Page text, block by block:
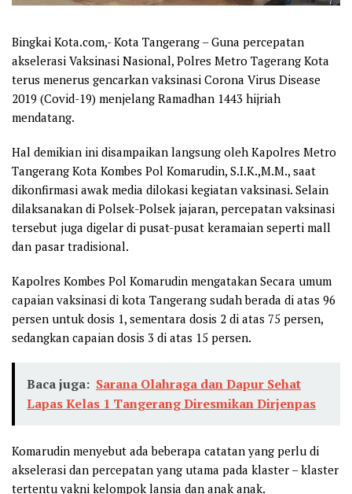
Bingkai Kota.com,- Kota Tangerang – Guna percepatan
akselerasi Vaksinasi Nasional, Polres Metro Tagerang Kota
terus menerus gencarkan vaksinasi Corona Virus Disease
2019 (Covid-19) menjelang Ramadhan 1443 hijriah
mendatang.
Hal demikian ini disampaikan langsung oleh Kapolres Metro
Tangerang Kota Kombes Pol Komarudin, S.I.K.,M.M., saat
dikonfirmasi awak media dilokasi kegiatan vaksinasi. Selain
dilaksanakan di Polsek-Polsek jajaran, percepatan vaksinasi
tersebut juga digelar di pusat-pusat keramaian seperti mall
dan pasar tradisional.
Kapolres Kombes Pol Komarudin mengatakan Secara umum
capaian vaksinasi di kota Tangerang sudah berada di atas 96
persen untuk dosis 1, sementara dosis 2 di atas 75 persen,
sedangkan capaian dosis 3 di atas 15 persen.
Baca juga: Sarana Olahraga dan Dapur Sehat
Lapas Kelas 1 Tangerang Diresmikan Dirjenpas
Komarudin menyebut ada beberapa catatan yang perlu di
akselerasi dan percepatan yang utama pada klaster – klaster
tertentu yakni kelompok lansia dan anak anak.